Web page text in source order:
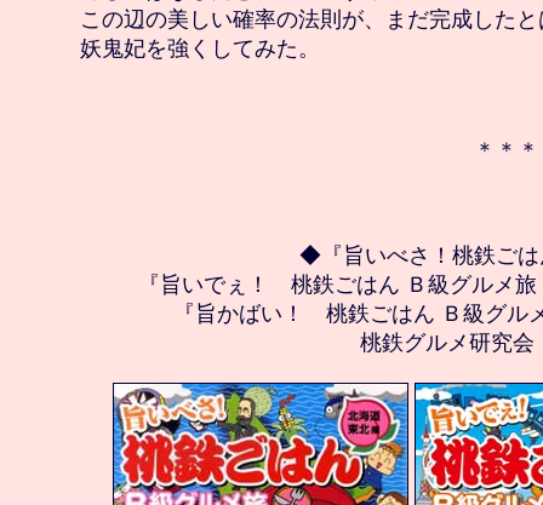
この辺の美しい確率の法則が、まだ完成したと
妖鬼妃を強くしてみた。
＊＊＊
◆『旨いべさ！桃鉄ご
『旨いでぇ！　桃鉄ごはん Ｂ級グルメ
『旨かばい！　桃鉄ごはん Ｂ級グ